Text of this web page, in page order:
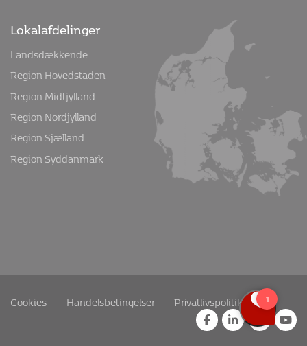
Lokalafdelinger
Landsdækkende
Region Hovedstaden
Region Midtjylland
Region Nordjylland
Region Sjælland
Region Syddanmark
Cookies Handelsbetingelser Privatlivspolitik